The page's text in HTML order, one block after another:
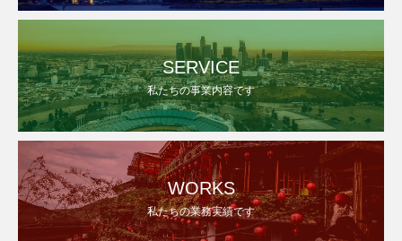
SERVICE
私たちの事業内容です
WORKS
私たちの業務実績です